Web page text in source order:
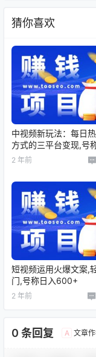
猜你喜欢
中视频新玩法：每日
方式的三平台变现,号
轻松5000＋
2 年前
短视频运用火爆文案,
门,号称日入600+
2 年前
0 条回复 A 文章